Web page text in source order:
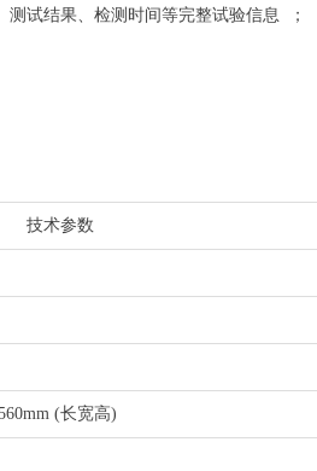
试结果、检测时间等完整试验信息 ；
技术参数
(长宽高)